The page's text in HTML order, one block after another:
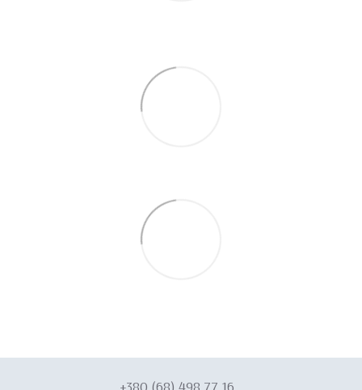
+380 (68) 498 77 16